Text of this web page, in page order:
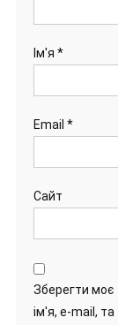
Ім'я *
Email *
Сайт
Зберегти моє
ім'я, e-mail, та